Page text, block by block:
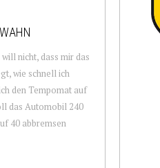
nicht, dass mir das
wie schnell ich
den Tempomat auf
das Automobil 240
40 abbremsen